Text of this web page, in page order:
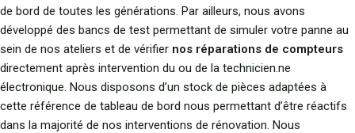
de bord de toutes les générations. Par ailleurs, nous avons
développé des bancs de test permettant de simuler votre panne au
sein de nos ateliers et de vérifier nos réparations de compteurs
directement après intervention du ou de la technicien.ne
électronique. Nous disposons d’un stock de pièces adaptées à
cette référence de tableau de bord nous permettant d’être réactifs
dans la majorité de nos interventions de rénovation. Nous